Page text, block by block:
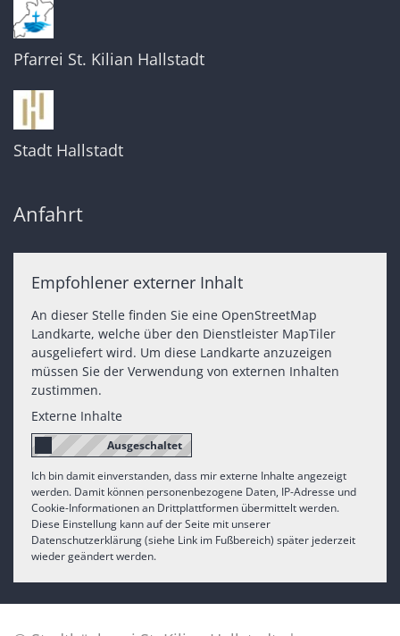
Pfarrei St. Kilian Hallstadt
Stadt Hallstadt
Anfahrt
Empfohlener externer Inhalt
An dieser Stelle finden Sie eine OpenStreetMap
Landkarte, welche über den Dienstleister MapTiler
ausgeliefert wird. Um diese Landkarte anzuzeigen
müssen Sie der Verwendung von externen Inhalten
zustimmen.
Externe Inhalte
Ich bin damit einverstanden, dass mir externe Inhalte angezeigt
werden. Damit können personenbezogene Daten, IP-Adresse und
Cookie-Informationen an Drittplattformen übermittelt werden.
Diese Einstellung kann auf der Seite mit unserer
Datenschutzerklärung (siehe Link im Fußbereich) später jederzeit
wieder geändert werden.